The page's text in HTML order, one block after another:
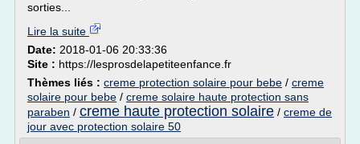
sorties...
Lire la suite
Date: 2018-01-06 20:33:36
Site : https://lesprosdelapetiteenfance.fr
Thèmes liés : creme protection solaire pour bebe / creme
solaire pour bebe / creme solaire haute protection sans
paraben / creme haute protection solaire / creme de
jour avec protection solaire 50